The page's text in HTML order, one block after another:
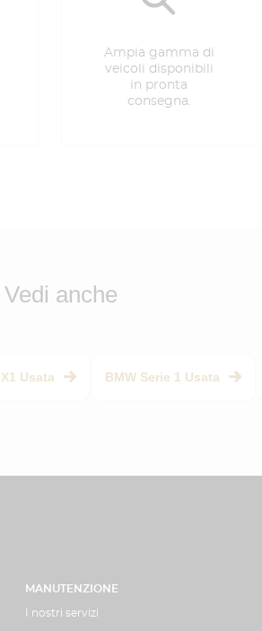
Ampia gamma di
veicoli disponibili
in pronta
consegna.
Vedi anche
Usata BMW Serie 1 Usata
MANUTENZIONE
I nostri servizi